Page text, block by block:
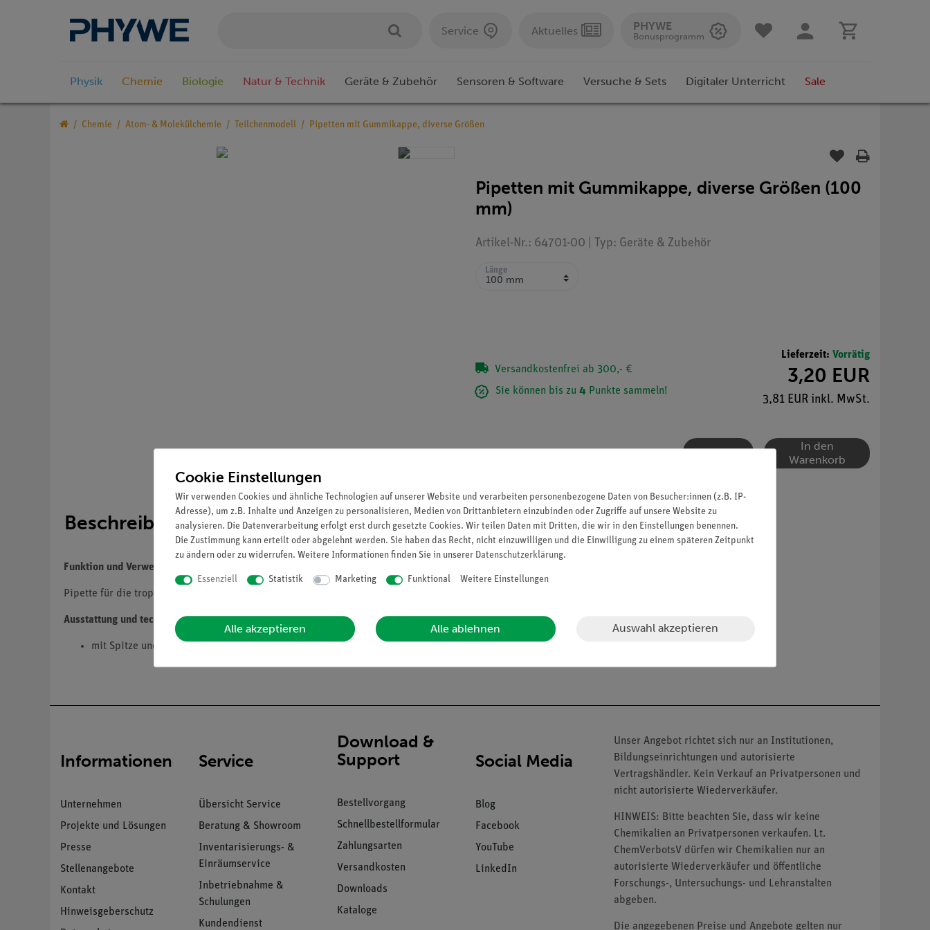
Service Aktuelles PHYWE
Bonusprogramm
Physik Chemie Biologie Natur & Technik Geräte & Zubehör Sensoren & Software Versuche & Sets Digitaler Unterricht Sale
Chemie Atom- & Molekülchemie Teilchenmodell Pipetten mit Gummikappe, diverse Größen
Pipetten mit Gummikappe, diverse Größen (100
mm)
Artikel-Nr.: 64701-00 | Typ: Geräte & Zubehör
Länge
Versandkostenfrei ab 300,- €
Sie können bis zu 4 Punkte sammeln!
Lieferzeit: Vorrätig
3,20 EUR
3,81 EUR inkl. MwSt.
In den
Warenkorb
Beschreibung
Funktion und Verwendung
Pipette für die tropfenweise Abgabe einer Flüssigkeit
Ausstattung und technische Daten
mit Spitze und Gummikappe
Informationen
Unternehmen
Projekte und Lösungen
Presse
Stellenangebote
Kontakt
Hinweisgeberschutz
Service
Übersicht Service
Beratung & Showroom
Inventarisierungs- &
Einräumservice
Inbetriebnahme &
Schulungen
Kundendienst
Download &
Support
Bestellvorgang
Schnellbestellformular
Zahlungsarten
Versandkosten
Downloads
Kataloge
Social Media
Blog
Facebook
YouTube
LinkedIn
Unser Angebot richtet sich nur an Institutionen,
Bildungseinrichtungen und autorisierte
Vertragshändler. Kein Verkauf an Privatpersonen und
nicht autorisierte Wiederverkäufer.
HINWEIS: Bitte beachten Sie, dass wir keine
Chemikalien an Privatpersonen verkaufen. Lt.
ChemVerbotsV dürfen wir Chemikalien nur an
autorisierte Wiederverkäufer und öffentliche
Forschungs-, Untersuchungs- und Lehranstalten
abgeben.
Die angegebenen Preise und Angebote gelten nur
Cookie Einstellungen
Wir verwenden Cookies und ähnliche Technologien auf unserer Website und verarbeiten personenbezogene Daten von Besucher:innen (z.B. IP-
Adresse), um z.B. Inhalte und Anzeigen zu personalisieren, Medien von Drittanbietern einzubinden oder Zugriffe auf unsere Website zu
analysieren. Die Datenverarbeitung erfolgt erst durch gesetzte Cookies. Wir teilen Daten mit Dritten, die wir in den Einstellungen benennen.
Die Zustimmung kann erteilt oder abgelehnt werden. Sie haben das Recht, nicht einzuwilligen und die Einwilligung zu einem späteren Zeitpunkt
zu ändern oder zu widerrufen. Weitere Informationen finden Sie in unserer Daten­schutz­erklärung.
Essenziell Statistik Marketing Funktional Weitere Einstellungen
Alle akzeptieren Alle ablehnen Auswahl akzeptieren